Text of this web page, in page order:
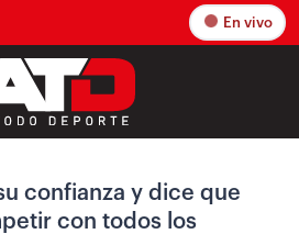
En vivo
confianza y dice que
con todos los